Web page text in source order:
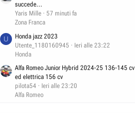
succede...
Yaris Mille
57 minuti fa
Zona Franca
U
Honda jazz 2023
Utente_1180160945
Ieri alle 23:22
Honda
Alfa Romeo Junior Hybrid 2024-25 136-145 cv
ed elettrica 156 cv
pilota54
Ieri alle 23:20
Alfa Romeo